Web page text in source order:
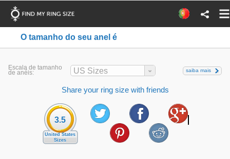
O tamanho do seu anel é
Escala de tamanho
de anéis: US Sizes saiba mais
Share your ring size with friends
3.5
United States
Sizes